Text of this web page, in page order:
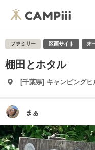
ファミリー 区画サイト オ
棚田とホタル
[千葉県] キャンピングヒ
まぁ